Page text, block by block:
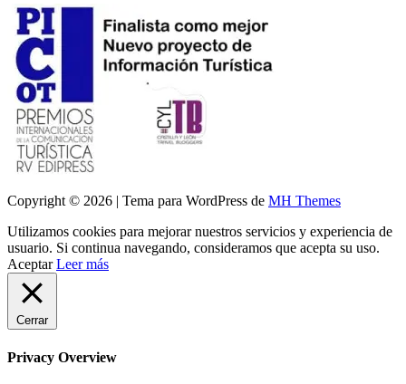
Copyright © 2026 | Tema para WordPress de MH Themes
Utilizamos cookies para mejorar nuestros servicios y experiencia de
usuario. Si continua navegando, consideramos que acepta su uso.
Aceptar Leer más
Cerrar
Privacy Overview